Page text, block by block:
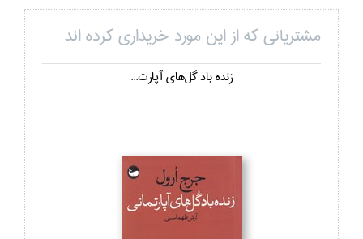
مشتریانی که از این مورد خریداری کرده اند
زنده باد گل‌هاي آپارت...